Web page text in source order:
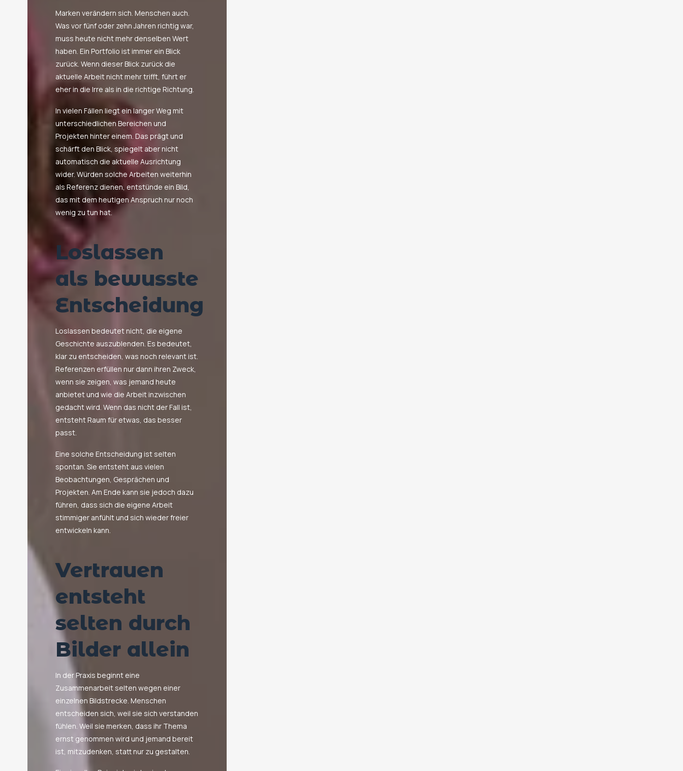
Marken verändern sich. Menschen auch.
Was vor fünf oder zehn Jahren richtig war,
muss heute nicht mehr denselben Wert
haben. Ein Portfolio ist immer ein Blick
zurück. Wenn dieser Blick zurück die
aktuelle Arbeit nicht mehr trifft, führt er
eher in die Irre als in die richtige Richtung.
In vielen Fällen liegt ein langer Weg mit
unterschiedlichen Bereichen und
Projekten hinter einem. Das prägt und
schärft den Blick, spiegelt aber nicht
automatisch die aktuelle Ausrichtung
wider. Würden solche Arbeiten weiterhin
als Referenz dienen, entstünde ein Bild,
das mit dem heutigen Anspruch nur noch
wenig zu tun hat.
Loslassen
als bewusste
Entscheidung
Loslassen bedeutet nicht, die eigene
Geschichte auszublenden. Es bedeutet,
klar zu entscheiden, was noch relevant ist.
Referenzen erfüllen nur dann ihren Zweck,
wenn sie zeigen, was jemand heute
anbietet und wie die Arbeit inzwischen
gedacht wird. Wenn das nicht der Fall ist,
entsteht Raum für etwas, das besser
passt.
Eine solche Entscheidung ist selten
spontan. Sie entsteht aus vielen
Beobachtungen, Gesprächen und
Projekten. Am Ende kann sie jedoch dazu
führen, dass sich die eigene Arbeit
stimmiger anfühlt und sich wieder freier
entwickeln kann.
Vertrauen
entsteht
selten durch
Bilder allein
In der Praxis beginnt eine
Zusammenarbeit selten wegen einer
einzelnen Bildstrecke. Menschen
entscheiden sich, weil sie sich verstanden
fühlen. Weil sie merken, dass ihr Thema
ernst genommen wird und jemand bereit
ist, mitzudenken, statt nur zu gestalten.